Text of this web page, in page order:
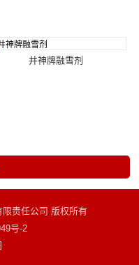
井神牌融雪剂
责任公司 版权所有
号-2